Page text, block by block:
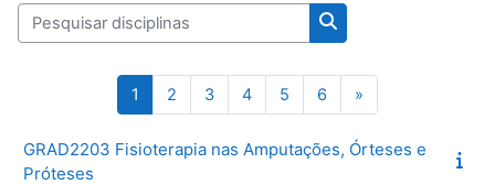
Pesquisar disciplinas
Pesquisar disciplinas
1 Página 1
2 Página 2
3Página 3
4Página 4
5 Página 5
6Página 6
»
GRAD2203 Fisioterapia nas Amputações, Órteses e
Próteses